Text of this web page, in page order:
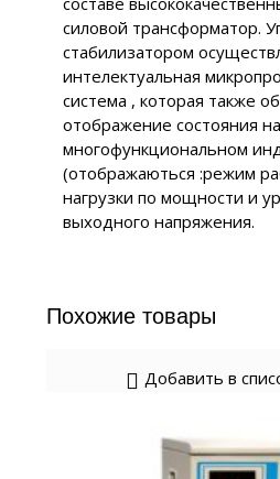
силовой трансформатор.
стабилизатором
интелектуальная
система , которая также
отображение состояния на
многофункциональном
(отображаються :режим
нагрузки по мощности и
выходного напряжения.
Похожие товары
Добавить в